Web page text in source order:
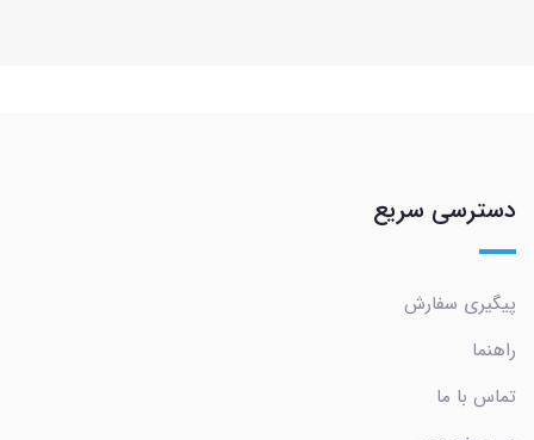
دسترسی سریع
پیگیری سفارش
راهنما
تماس با ما